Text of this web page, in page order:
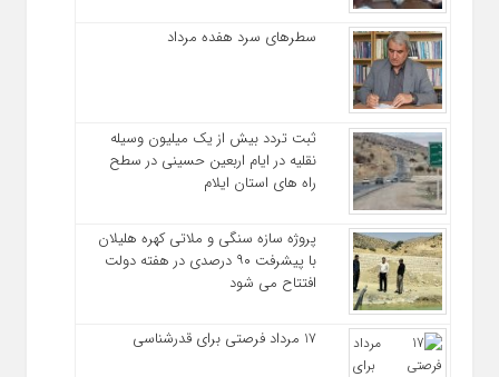
سطرهای سرد هفده مرداد
ثبت تردد بیش از یک میلیون وسیله
نقلیه در ایام اربعین حسینی در سطح
راه‌ های استان ایلام
پروژه سازه سنگی و ملاتی کهره هلیلان
با پیشرفت ۹۰ درصدی در هفته دولت
افتتاح می شود
17 مرداد فرصتی برای قدرشناسی